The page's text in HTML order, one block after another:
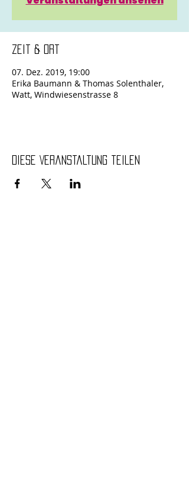
Zeit & Ort
07. Dez. 2019, 19:00
Erika Baumann & Thomas Solenthaler,
Watt, Windwiesenstrasse 8
Diese Veranstaltung teilen